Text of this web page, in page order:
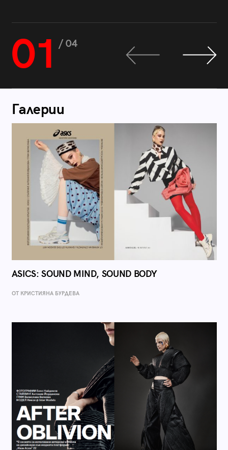
01 / 04
Галерии
ASICS: SOUND MIND, SOUND BODY
ОТ КРИСТИЯНА БУРДЕВА